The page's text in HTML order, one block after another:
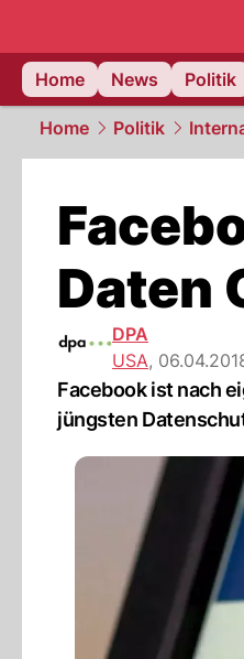
Home
News Politik
Home Politik
Daten
DPA
USA,
Facebook ist nach
jüngsten